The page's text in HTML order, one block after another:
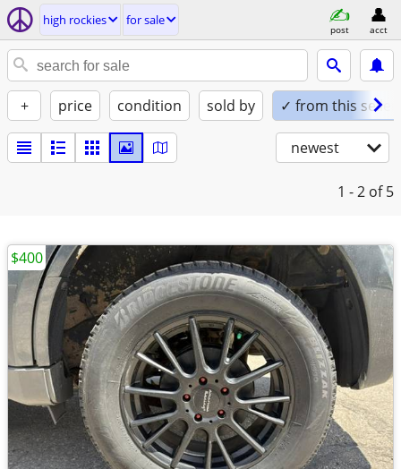
high rockies for sale
post acct
+ price condition sold by ✓ from this seller
newest
1 - 2 of 5
$400